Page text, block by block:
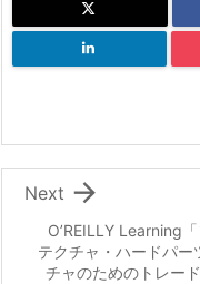
O’REILLY Learning
テクチャ・ハードパ
チャのためのトレー

Next